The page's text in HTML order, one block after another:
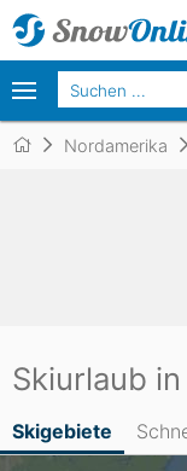
Nordamerika
Skiurlaub
Skigebiete